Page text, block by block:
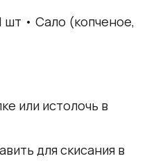
шт • Сало (копченое,
или истолочь в
для скисания в